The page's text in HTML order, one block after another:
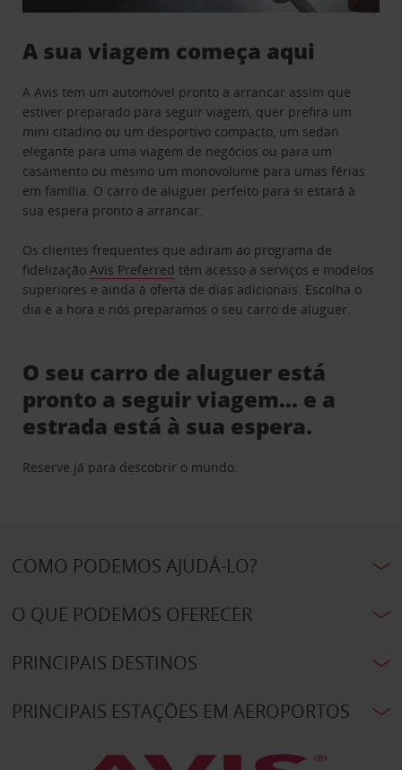
A sua viagem começa aqui
A Avis tem um automóvel pronto a arrancar assim que
estiver preparado para seguir viagem, quer prefira um
mini citadino ou um desportivo compacto, um sedan
elegante para uma viagem de negócios ou para um
casamento ou mesmo um monovolume para umas férias
em família. O carro de aluguer perfeito para si estará à
sua espera pronto a arrancar.
Os clientes frequentes que adiram ao programa de
fidelizaçãoAvis Preferred têm acesso a serviços e modelos
superiores e ainda à oferta de dias adicionais. Escolha o
dia e a hora e nós preparamos o seu carro de aluguer.
O seu carro de aluguer está
pronto a seguir viagem… e a
estrada está à sua espera.
Reserve já para descobrir o mundo.
COMO PODEMOS AJUDÁ-LO?
O QUE PODEMOS OFERECER
PRINCIPAIS DESTINOS
PRINCIPAIS ESTAÇÕES EM AEROPORTOS